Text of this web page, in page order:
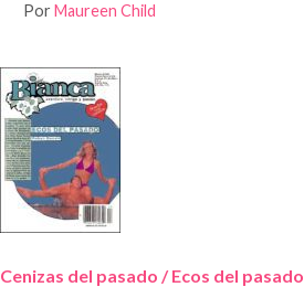
Por Maureen Child
Cenizas del pasado / Ecos del pasado